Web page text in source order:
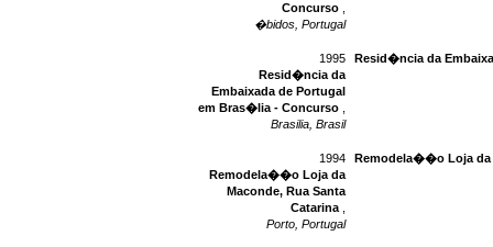
Concurso
�bidos, Portugal
1995
Resid�ncia da
Embaixada de Portugal
em Bras�lia - Concurso
Brasilia, Brasil
Resid�ncia da
1994
Remodela��o Loja da
Maconde, Rua Santa
Catarina
Porto, Portugal
Remodela��o Loja da